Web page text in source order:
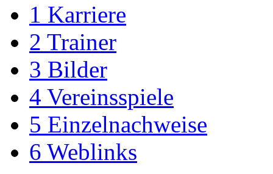
1 Karriere
2 Trainer
3 Bilder
4 Vereinsspiele
5 Einzelnachweise
6 Weblinks